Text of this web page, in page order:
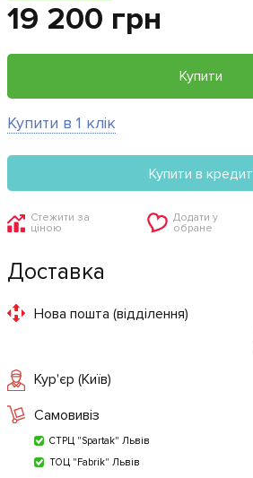
19 200 грн
Купити
Купити в 1 клік
Купити в кредит
Стежити за
ціною
Додати у
обране
Доставка
Нова пошта (відділення)
Кур'єр (Київ)
Самовивіз
СТРЦ "Spartak" Львів
ТОЦ "Fabrik" Львів